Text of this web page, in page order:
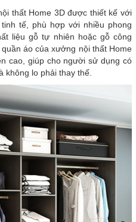
thất Home 3D được thiết kế với
tế, phù hợp với nhiều phong
liệu gỗ tự nhiên hoặc gỗ công
áo của xưởng nội thất Home
cao, giúp cho người sử dụng có
không lo phải thay thế.